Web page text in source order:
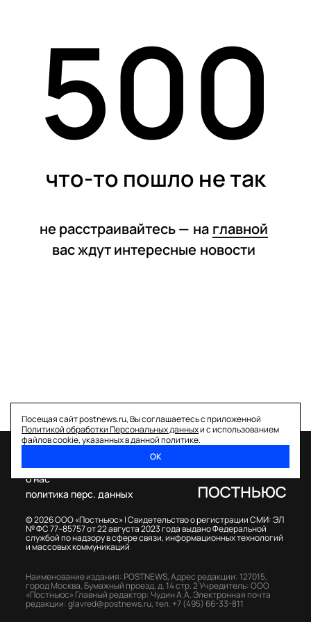
статьи
500
что-то пошло не так
не расстраивайтесь — на главной
вас ждут интересные новости
Посещая сайт postnews.ru, Вы соглашаетесь с приложенной
Политикой обработки Персональных данныхи с использованием
файлов cookie, указанных в данной политике.
ОК
© 2026 ООО «Постньюс» |Свидетельство о регистрации СМИ: ЭЛ
№ ФС 77–85757 от 22 августа 2023 года выдано Федеральной
службой по надзору в сфере связи, информационных технологий
и массовых коммуникаций
о нас
политика перс. данных
Наименование издания: POSTNEWS,Адрес редакции: 127015,
город Москва, Бумажный проезд, д. 14 стр. 2Учредитель: ООО
«Постньюс» Главный редактор: Чудин А.А.Электронная почта
редакции:glavred@postnews.ru,тел. +7 (495) 66-33-811